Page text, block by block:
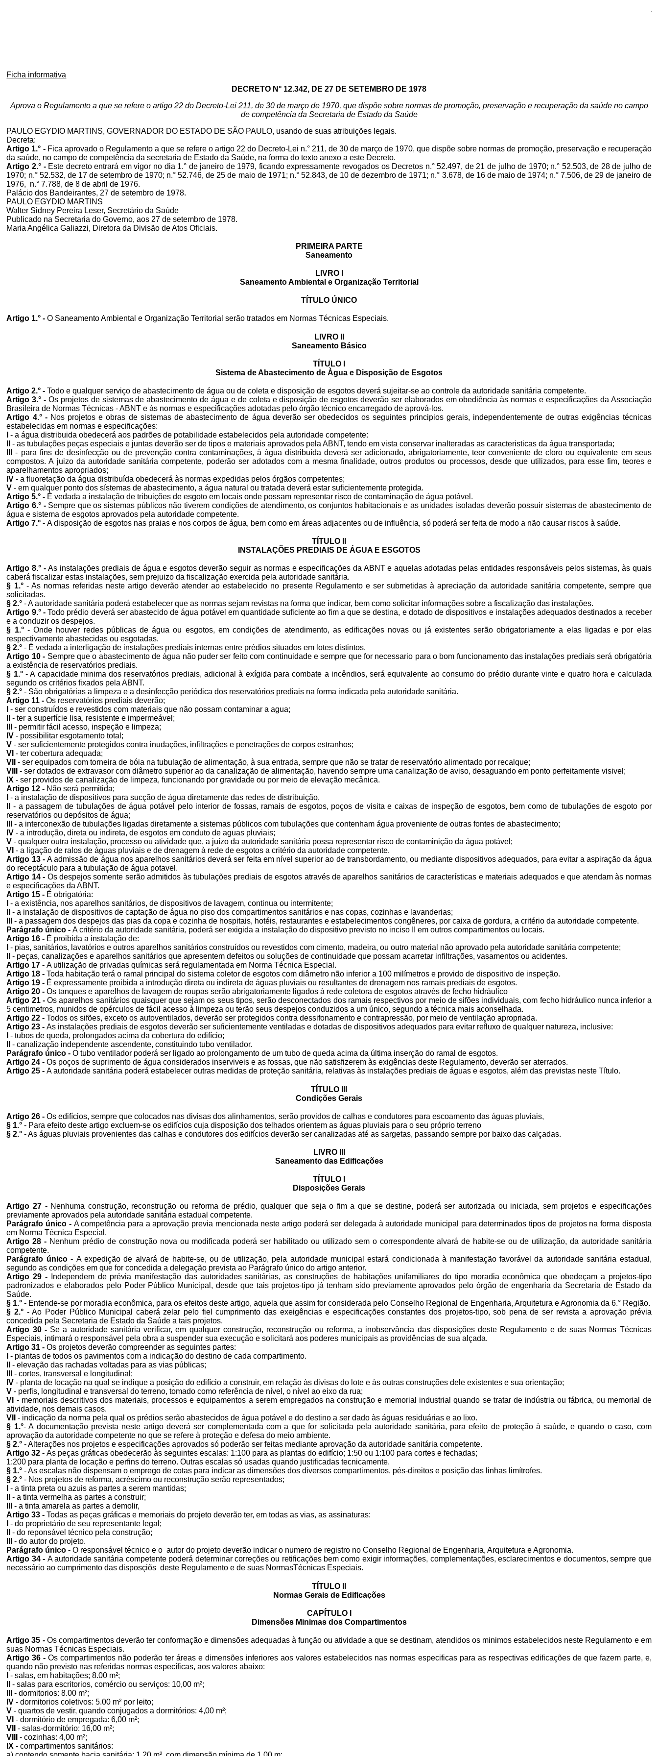
Ficha informativa
DECRETO N° 12.342, DE 27 DE SETEMBRO DE 1978
Aprova o Regulamento a que se refere o artigo 22 do Decreto-Lei 211, de 30 de março de 1970, que dispõe sobre normas de promoção, preservação e recuperação da saúde no campo
de competência da Secretaria de Estado da Saúde
PAULO EGYDIO MARTINS, GOVERNADOR DO ESTADO DE SÃO PAULO, usando de suas atribuições legais.
Decreta:
Artigo 1.° - Fica aprovado o Regulamento a que se refere o artigo 22 do Decreto-Lei n.° 211, de 30 de março de 1970, que dispõe sobre normas de promoção, preservação e recuperação
da saúde, no campo de competência da secretaria de Estado da Saúde, na forma do texto anexo a este Decreto.
Artigo 2.° - Este decreto entrará em vigor no dia 1.° de janeiro de 1979, ficando expressamente revogados os Decretos n.° 52.497, de 21 de julho de 1970; n.° 52.503, de 28 de julho de
1970; n.° 52.532, de 17 de setembro de 1970; n.° 52.746, de 25 de maio de 1971; n.° 52.843, de 10 de dezembro de 1971; n.° 3.678, de 16 de maio de 1974; n.° 7.506, de 29 de janeiro de
1976, n.° 7.788, de 8 de abril de 1976.
Palácio dos Bandeirantes, 27 de setembro de 1978.
PAULO EGYDIO MARTINS
Walter Sidney Pereira Leser, Secretário da Saúde
Publicado na Secretaria do Governo, aos 27 de setembro de 1978.
Maria Angélica Galiazzi, Diretora da Divisão de Atos Oficiais.
PRIMEIRA PARTE
Saneamento
LIVRO I
Saneamento Ambiental e Organização Territorial
TÍTULO ÚNICO
Artigo 1.° -O Saneamento Ambiental e Organização Territorial serão tratados em Normas Técnicas Especiais.
LIVRO II
Saneamento Básico
TÍTULO I
Sistema de Abastecimento de Àgua e Disposição de Esgotos
Artigo 2.° -Todo e qualquer serviço de abastecimento de água ou de coleta e disposição de esgotos deverá sujeitar-se ao controle da autoridade sanitária competente.
Artigo 3.° -Os projetos de sistemas de abastecimento de água e de coleta e disposição de esgotos deverão ser elaborados em obediência às normas e especificações da Associação
Brasileira de Normas Técnicas - ABNT e às normas e especificações adotadas pelo órgão técnico encarregado de aprová-los.
Artigo 4.° - Nos projetos e obras de sistemas de abastecimento de água deverão ser obedecidos os seguintes principios gerais, independentemente de outras exigências técnicas
estabelecidas em normas e especificações:
- a água distribuida obedecerá aos padrões de potabilidade estabelecidos pela autoridade competente:
- as tubulações peças especiais e juntas deverão ser de tipos e materiais aprovados pela ABNT, tendo em vista conservar inalteradas as caracteristicas da água transportada;
- para fins de desinfecção ou de prevenção contra contaminações, à água distribuída deverá ser adicionado, abrigatoriamente, teor conveniente de cloro ou equivalente em seus
compostos. A juizo da autoridade sanitária competente, poderão ser adotados com a mesma finalidade, outros produtos ou processos, desde que utilizados, para esse fim, teores e
aparelhamentos apropriados;
IV - a fluoretação da água distribuída obedecerá às normas expedidas pelos órgãos competentes;
V - em qualquer ponto dos sístemas de abastecimento, a água natural ou tratada deverá estar suficientemente protegida.
Artigo 5.° - É vedada a instalação de tribuições de esgoto em locais onde possam representar risco de contaminação de água potável.
Artigo 6.° - Sempre que os sistemas públicos não tiverem condições de atendimento, os conjuntos habitacionais e as unidades isoladas deverão possuir sistemas de abastecimento de
água e sistema de esgotos aprovados pela autoridade competente.
Artigo 7.° -A disposição de esgotos nas praias e nos corpos de água, bem como em áreas adjacentes ou de influência, só poderá ser feita de modo a não causar riscos à saúde.
TÍTULO II
INSTALAÇÕES PREDIAIS DE ÁGUA E ESGOTOS
Artigo 8.° -As instalações prediais de água e esgotos deverão seguir as normas e especificações da ABNT e aquelas adotadas pelas entidades responsáveis pelos sistemas, às quais
caberá fiscalizar estas instalações, sem prejuizo da fiscalização exercida pela autoridade sanitária.
§ 1.° - As normas referidas neste artigo deverão atender ao estabelecido no presente Regulamento e ser submetidas à apreciação da autoridade sanitária competente, sempre que
solicitadas.
§ 2.° - A autoridade sanitária poderá estabelecer que as normas sejam revistas na forma que indicar, bem como solicitar informações sobre a fiscalização das instalações.
Artigo 9.° -Todo prédio deverá ser abastecido de água potável em quantidade suficiente ao fim a que se destina, e dotado de dispositivos e instalações adequados destinados a receber
e a conduzir os despejos.
§ 1.°- Onde houver redes públicas de água ou esgotos, em condições de atendimento, as edificações novas ou já existentes serão obrigatoriamente a elas ligadas e por elas
respectivamente abastecidas ou esgotadas.
§ 2.° - É vedada a interligação de instalações prediais internas entre prédios situados em lotes distintos.
Artigo 10 - Sempre que o abastecimento de água não puder ser feito com continuidade e sempre que for necessario para o bom funcionamento das instalações prediais será obrigatória
a existência de reservatórios prediais.
§ 1.°- A capacidade minima dos reservatórios prediais, adicional à exígida para combate a incêndios, será equivalente ao consumo do prédio durante vinte e quatro hora e calculada
segundo os critérios fixados pela ABNT.
§ 2.° - São obrigatórias a limpeza e a desinfecção periódica dos reservatórios prediais na forma indicada pela autoridade sanitária.
Artigo 11 -Os reservatórios prediais deverão;
I- ser construídos e revestidos com materiais que não possam contaminar a agua;
- ter a superfície lisa, resistente e impermeável;
- permitir fácil acesso, inspeção e limpeza;
IV - possibilitar esgotamento total;
V - ser suficientemente protegidos contra inudações, infiltrações e penetrações de corpos estranhos;
VI - ter cobertura adequada;
VII
- ser equipados com torneira de bóia na tubulação de alimentação, à sua entrada, sempre que não se tratar de reservatório alimentado por recalque;
VIII
- ser dotados de extravasor com diâmetro superior ao da canalização de alimentação, havendo sempre uma canalização de aviso, desaguando em ponto perfeitamente visivel;
IX - ser providos de canalização de limpeza, funcionando por gravidade ou por meio de elevação mecânica.
Artigo 12 - Não será permitida;
- a instalação de dispositivos para sucção de água diretamente das redes de distribuição,
- a passagem de tubulações de água potável pelo interior de fossas, ramais de esgotos, poços de visita e caixas de inspeção de esgotos, bem como de tubulações de esgoto por
reservatórios ou depósitos de água;
- a interconexão de tubulações ligadas diretamente a sistemas públicos com tubulações que contenham água proveniente de outras fontes de abastecimento;
IV- a introdução, direta ou indireta, de esgotos em conduto de aguas pluviais;
V - qualquer outra instalação, processo ou atividade que, a juízo da autoridade sanitária possa representar risco de contaminição da água potável;
VI - a ligação de ralos de águas pluviais e de drenagem à rede de esgotos a critério da autoridade competente.
Artigo 13 - A admissão de água nos aparelhos sanitários deverá ser feita em nível superior ao de transbordamento, ou mediante dispositivos adequados, para evitar a aspiração da água
do receptáculo para a tubulação de água potavel.
Artigo 14 - Os despejos somente serão admitidos às tubulações prediais de esgotos através de aparelhos sanitários de características e materiais adequados e que atendam às normas
e especificações da ABNT.
Artigo 15 - É obrigatória:
- a existência, nos aparelhos sanitários, de dispositivos de lavagem, continua ou intermitente;
- a instalação de dispositivos de captação de água no piso dos compartimentos sanitários e nas copas, cozinhas e lavanderias;
- a passagem dos despejos das pias da copa e cozinha de hospitais, hotéis, restaurantes e estabelecimentos congêneres, por caixa de gordura, a critério da autoridade competente.
Parágrafo único -A critério da autoridade sanitária, poderá ser exigida a instalação do dispositivo previsto no inciso II em outros compartimentos ou locais.
Artigo 16 - É proibida a instalação de:
- pias, sanitários, lavatórios e outros aparelhos sanitários construídos ou revestidos com cimento, madeira, ou outro material não aprovado pela autoridade sanitária competente;
- peças, canalizações e aparelhos sanitários que apresentem defeitos ou soluções de continuidade que possam acarretar infiltrações, vasamentos ou acidentes.
Artigo 17 -A utilização de privadas químicas será regulamentada em Norma Técnica Especial.
Artigo 18 -Toda habitação terá o ramal principal do sistema coletor de esgotos com diâmetro não inferior a 100 milímetros e provido de dispositivo de inspeção.
Artigo 19 - É expressamente proibida a introdução direta ou indireta de águas pluviais ou resultantes de drenagem nos ramais prediais de esgotos.
Artigo 20 -Os tanques e aparelhos de lavagem de roupas serão abrigatoriamente ligados à rede coletora de esgotos através de fecho hidráulico
Artigo 21 -Os aparelhos sanitários quaisquer que sejam os seus tipos, serão desconectados dos ramais respectivos por meio de sifões individuais, com fecho hidráulico nunca inferior a
5 centimetros, munidos de opérculos de fácil acesso à limpeza ou terão seus despejos conduzidos a um único, segundo a técnica mais aconselhada.
Artigo 22 -Todos os sifões, exceto os autoventilados, deverão ser protegidos contra dessifonamento e contrapressão, por meio de ventilação apropriada.
Artigo 23 -As instalações prediais de esgotos deverão ser suficientemente ventiladas e dotadas de dispositivos adequados para evitar refluxo de qualquer natureza, inclusive:
- tubos de queda, prolongados acima da cobertura do edifício;
- canalização independente ascendente, constituindo tubo ventilador.
Parágrafo único -O tubo ventilador poderá ser ligado ao prolongamento de um tubo de queda acima da última inserção do ramal de esgotos.
Artigo 24 -Os poços de suprimento de água considerados inserviveis e as fossas, que não satisfizerem às exigências deste Regulamento, deverão ser aterrados.
Artigo 25 -A autoridade sanitária poderá estabelecer outras medidas de proteção sanitária, relativas às instalações prediais de águas e esgotos, além das previstas neste Título.
TÍTULO III
Condições Gerais
Artigo 26 -Os edifícios, sempre que colocados nas divisas dos alinhamentos, serão providos de calhas e condutores para escoamento das águas pluviais,
§ 1.° - Para efeito deste artigo excluem-se os edifícios cuja disposição dos telhados orientem as águas pluviais para o seu próprio terreno
§ 2.° - As águas pluviais provenientes das calhas e condutores dos edifícios deverão ser canalizadas até as sargetas, passando sempre por baixo das calçadas.
LIVRO III
Saneamento das Edificações
TÍTULO I
Disposições Gerais
Artigo 27 - Nenhuma construção, reconstrução ou reforma de prédio, qualquer que seja o fim a que se destine, poderá ser autorizada ou iniciada, sem projetos e especificações
previamente aprovados pela autoridade sanitária estadual competente.
Parágrafo único - A competência para a aprovação previa mencionada neste artigo poderá ser delegada à autoridade municipal para determinados tipos de projetos na forma disposta
em Norma Técnica Especial.
Artigo 28 - Nenhum prédio de construção nova ou modificada poderá ser habilitado ou utilizado sem o correspondente alvará de habite-se ou de utilização, da autoridade sanitária
competente.
Parágrafo único - A expedição de alvará de habite-se, ou de utilização, pela autoridade municipal estará condicionada à manifestação favorável da autoridade sanitária estadual,
segundo as condições em que for concedida a delegação prevista ao Parágrafo único do artigo anterior.
Artigo 29 -
Independem de prévia manifestação das autoridades sanitárias, as construções de habitações unifamiliares do tipo moradia econômica que obedeçam a projetos-tipo
padronizados e elaborados pelo Poder Público Municipal, desde que tais projetos-tipo já tenham sido previamente aprovados pelo órgão de engenharia da Secretaria de Estado da
Saúde.
§ 1.° - Entende-se por moradia econômica, para os efeitos deste artigo, aquela que assim for considerada pelo Conselho Regional de Engenharia, Arquitetura e Agronomia da 6.° Região.
§ 2.° - Ao Poder Público Municipal caberá zelar pelo fiel cumprimento das exeigências e especificações constantes dos projetos-tipo, sob pena de ser revista a aprovação prévia
concedida pela Secretaria de Estado da Saúde a tais projetos.
Artigo 30 - Se a autoridade sanitária verificar, em qualquer construção, reconstrução ou reforma, a inobservância das disposições deste Regulamento e de suas Normas Técnicas
Especiais, intimará o responsável pela obra a suspender sua execução e solicitará aos poderes municipais as providências de sua alçada.
Artigo 31 -Os projetos deverão compreender as seguintes partes:
- piantas de todos os pavimentos com a indicação do destino de cada compartimento.
- elevação das rachadas voltadas para as vias públicas;
III- cortes, transversal e longitudinal;
IV- planta de locação na qual se indique a posição do edifício a construir, em relação às divisas do lote e às outras construções dele existentes e sua orientação;
V- perfis, longitudinal e transversal do terreno, tomado como referência de nível, o nível ao eixo da rua;
VI - memoriais descritivos dos materiais, processos e equipamentos a serem empregados na construção e memorial industrial quando se tratar de indústria ou fábrica, ou memorial de
atividade, nos demais casos.
VII
- indicação da norma pela qual os prédios serão abastecidos de água potável e do destino a ser dado às águas residuárias e ao lixo.
§ 1.°- A documentação prevista neste artigo deverá ser complementada com a que for solicitada pela autoridade sanitária, para efeito de proteção à saúde, e quando o caso, com
aprovação da autoridade competente no que se refere à proteção e defesa do meio ambiente.
§ 2.° - Alterações nos projetos e especificações aprovados só poderão ser feitas mediante aprovação da autoridade sanitária competente.
Artigo 32 -As peças gráficas obedecerão às seguintes escalas: 1:100 para as plantas do edifício; 1:50 ou 1:100 para cortes e fechadas;
1:200 para planta de locação e perfins do terreno. Outras escalas só usadas quando justificadas tecnicamente.
§ 1.°- As escalas não dispensam o emprego de cotas para indicar as dimensões dos diversos compartimentos, pés-direitos e posição das linhas limítrofes.
§ 2.°- Nos projetos de reforma, acréscimo ou reconstrução serão representados;
I- a tinta preta ou azuis as partes a serem mantidas;
- a tinta vermelha as partes a construir;
- a tinta amarela as partes a demolir,
Artigo 33 -Todas as peças gráficas e memoriais do projeto deverão ter, em todas as vias, as assinaturas:
- do proprietário de seu representante legal;
- do reponsável técnico pela construção;
- do autor do projeto.
Parágrafo único -O responsável técnico e o autor do projeto deverão indicar o numero de registro no Conselho Regional de Engenharia, Arquitetura e Agronomia.
Artigo 34 - A autoridade sanitária competente poderá determinar correções ou retificações bem como exigir informações, complementações, esclarecimentos e documentos, sempre que
necessário ao cumprimento das disposçiõs deste Regulamento e de suas NormasTécnicas Especiais.
TÍTULO II
Normas Gerais de Edificações
CAPÍTULO I
Dimensões Minimas dos Compartimentos
Artigo 35 - Os compartimentos deverão ter conformação e dimensões adequadas à função ou atividade a que se destinam, atendidos os minimos estabelecidos neste Regulamento e em
suas Normas Técnicas Especiais.
Artigo 36 -Os compartimentos não poderão ter áreas e dimensões inferiores aos valores estabelecidos nas normas especificas para as respectivas edificações de que fazem parte, e,
quando não previsto nas referidas normas específicas, aos valores abaixo:
- salas, em habitações; 8.00 m²;
- salas para escritorios, comércio ou serviços: 10,00 m²;
- dormitorios: 8.00 m²;
IV - dormitorios coletivos: 5.00 m² por leito;
V- quartos de vestir, quando conjugados a dormitórios: 4,00 m²;
VI - dormitório de empregada: 6,00 m²;
VII
- salas-dormitório: 16,00 m²;
VIII- cozinhas: 4,00 m²;
IX - compartimentos sanitários: